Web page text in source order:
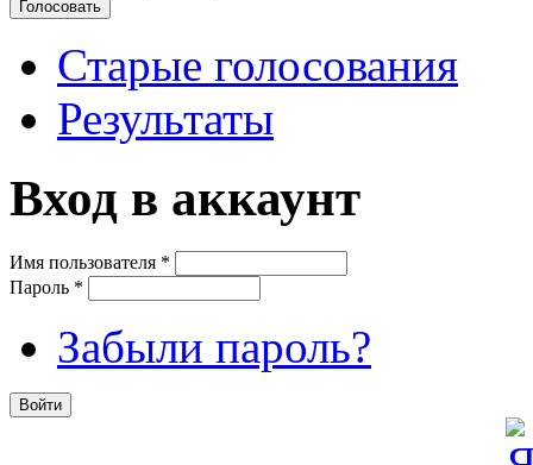
Старые голосования
Результаты
Вход в аккаунт
Имя пользователя *
Пароль *
Забыли пароль?